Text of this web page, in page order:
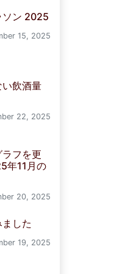
ソン 2025
15, 2025
飲酒量
22, 2025
ラフを更
年11月の
20, 2025
した
19, 2025